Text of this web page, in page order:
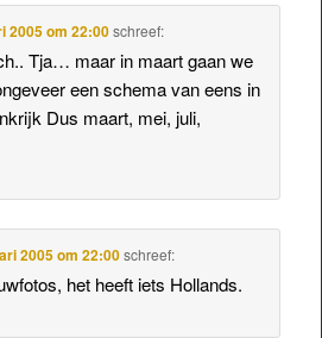
2005 om 22:00 schreef:
Tja… maar in maart gaan we
een schema van eens in
Dus maart, mei, juli,
2005 om 22:00 schreef:
het heeft iets Hollands.